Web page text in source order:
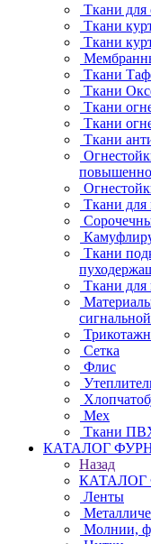
Ткани для
Ткани
Ткани
Ткани
Ткани
Ткани
Ткани
Ткани
Ткани для
Ткани
Ткани для
Сетка
Флис
Мех
Ткани
КАТАЛОГ
Назад
Ленты
Молнии,